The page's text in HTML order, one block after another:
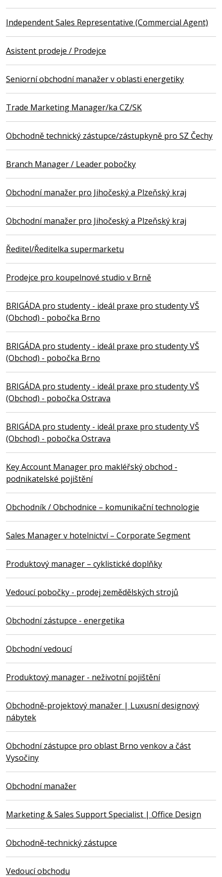
Independent Sales Representative (Commercial Agent)
Asistent prodeje / Prodejce
Seniorní obchodní manažer v oblasti energetiky
Trade Marketing Manager/ka CZ/SK
Obchodně technický zástupce/zástupkyně pro SZ Čechy
Branch Manager / Leader pobočky
Obchodní manažer pro Jihočeský a Plzeňský kraj
Obchodní manažer pro Jihočeský a Plzeňský kraj
Ředitel/Ředitelka supermarketu
Prodejce pro koupelnové studio v Brně
BRIGÁDA pro studenty - ideál praxe pro studenty VŠ
(Obchod) - pobočka Brno
BRIGÁDA pro studenty - ideál praxe pro studenty VŠ
(Obchod) - pobočka Brno
BRIGÁDA pro studenty - ideál praxe pro studenty VŠ
(Obchod) - pobočka Ostrava
BRIGÁDA pro studenty - ideál praxe pro studenty VŠ
(Obchod) - pobočka Ostrava
Key Account Manager pro makléřský obchod -
podnikatelské pojištění
Obchodník / Obchodnice – komunikační technologie
Sales Manager v hotelnictví – Corporate Segment
Produktový manager – cyklistické doplňky
Vedoucí pobočky - prodej zemědělských strojů
Obchodní zástupce - energetika
Obchodní vedoucí
Produktový manager - neživotní pojištění
Obchodně-projektový manažer | Luxusní designový
nábytek
Obchodní zástupce pro oblast Brno venkov a část
Vysočiny
Obchodní manažer
Marketing & Sales Support Specialist | Office Design
Obchodně-technický zástupce
Vedoucí obchodu